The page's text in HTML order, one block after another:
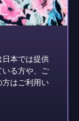
日本では提供
る方や、ご
はご利用い